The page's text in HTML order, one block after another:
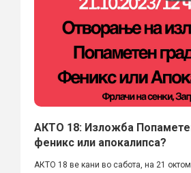
АКТО 18: Изложба
феникс или апокалипса?
АКТО 18 ве кани во сабота, на 21